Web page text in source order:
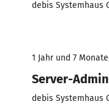
debis Systemhaus
1 Jahr und 7
Server-
debis Systemhaus